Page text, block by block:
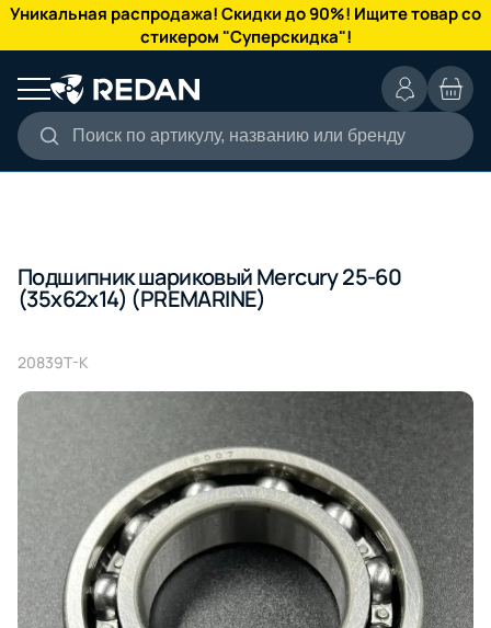
Уникальная распродажа! Скидки до 90%! Ищите товар со
стикером "Суперскидка"!
Поиск по артикулу, названию или бренду
КАТАЛОГ
Подшипник шариковый Mercury 25-60
(35x62x14) (PREMARINE)
20839T-K